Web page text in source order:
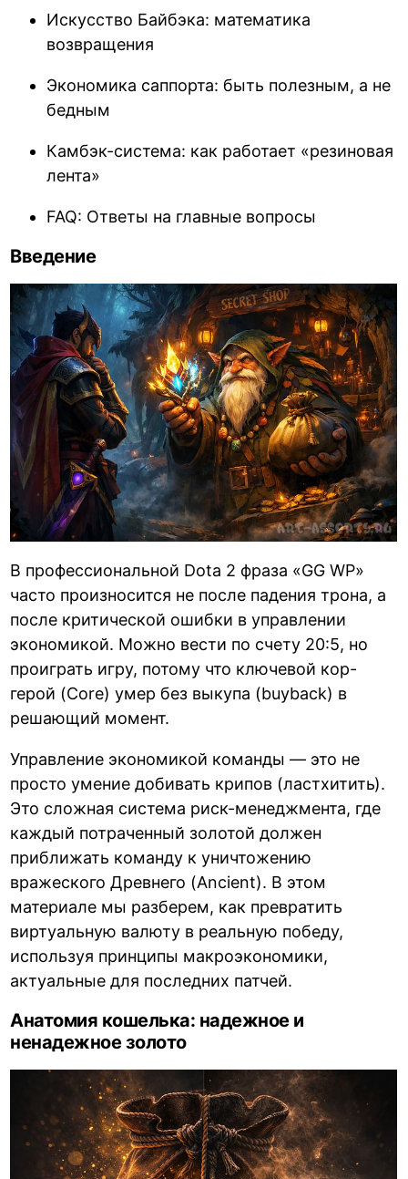
Искусство Байбэка: математика
возвращения
Экономика саппорта: быть полезным, а не
бедным
Камбэк-система: как работает «резиновая
лента»
FAQ: Ответы на главные вопросы
Введение
В профессиональной Dota 2 фраза «GG WP»
часто произносится не после падения трона, а
после критической ошибки в управлении
экономикой. Можно вести по счету 20:5, но
проиграть игру, потому что ключевой кор-
герой (Core) умер без выкупа (buyback) в
решающий момент.
Управление экономикой команды — это не
просто умение добивать крипов (ластхитить).
Это сложная система риск-менеджмента, где
каждый потраченный золотой должен
приближать команду к уничтожению
вражеского Древнего (Ancient). В этом
материале мы разберем, как превратить
виртуальную валюту в реальную победу,
используя принципы макроэкономики,
актуальные для последних патчей.
Анатомия кошелька: надежное и
ненадежное золото